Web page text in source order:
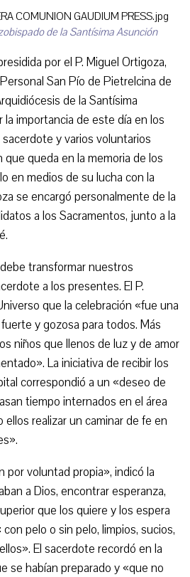
de la Santísima Asunción
por el P. Miguel Ortigoza,
San Pío de Pietrelcina de
de la Santísima
la importancia de este día en los
y varios voluntarios
queda en la memoria de los
en medios de su lucha con la
se encargó personalmente de la
a los Sacramentos, junto a la
transformar nuestros
a los presentes. El P.
que la celebración «fue una
y gozosa para todos. Más
niños que llenos de luz y de amor
La iniciativa de recibir los
correspondió a un «deseo de
tiempo internados en el área
realizar un caminar de fe en
por voluntad propia», indicó la
a Dios, encontrar esperanza,
que los quiere y los espera
pelo o sin pelo, limpios, sucios,
El sacerdote recordó en la
se habían preparado y «que no